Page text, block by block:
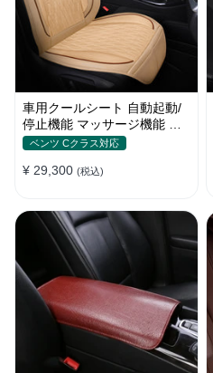
車用クールシート 自動起動/
停止機能 マッサージ機能 通
気性 滑り止め 猛暑対策 取付
ベンツ Cクラス対応
¥ 29,300 (税込)